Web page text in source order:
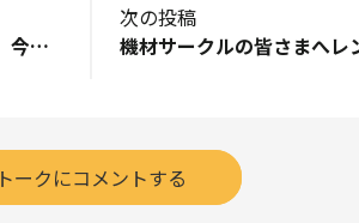
三好先生の撮影日記が公開されました！ 今回は富士山です。ヒンヤリと寒さを感じる富士山の作品がとても素敵です。撮影に関する貴重な情報もあり、とてもタメになる内容ばかりです！ 風景サークルでは２月に予定しているPHOTO HUB始まって以来初となるバスツアーを開催！！冬の富士山楽しみです！ 長年富士山を撮影し続けていらっしゃる三好和義先生と冬の富士山を撮影に行きませんか？ ■サークル登録方法↓↓ https://nc-community.nikon-image.com/announcements/jxyv6tfe75xa79gc ■富士山ツアー詳細↓↓ https://nc-community.nikon-image.com/announcements/av1iada5joubfyyo ■三好先生の撮影日記＜Vol.5＞ 富士山 ↓↓ https://nc-community.nikon-image.com/announcements/pa4eymqjunibdvpe
次の投稿
トークにコメントする